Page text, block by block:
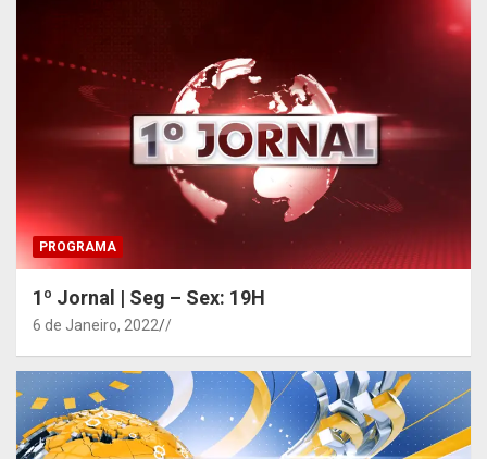
PROGRAMA
1º Jornal | Seg – Sex: 19H
6 de Janeiro, 2022 /